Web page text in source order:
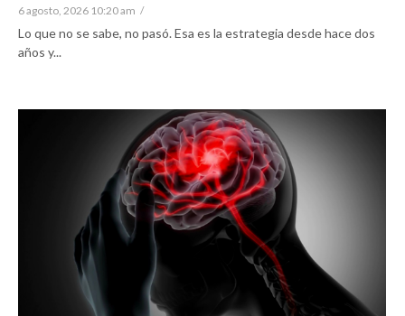
6 agosto, 2026 10:20 am /
Lo que no se sabe, no pasó. Esa es la estrategia desde hace dos
años y...